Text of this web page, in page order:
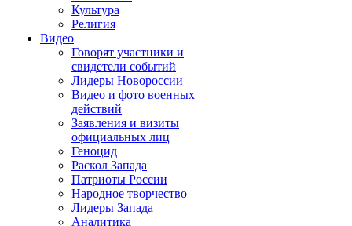
Культура
Религия
Видео
Говорят участники и
свидетели событий
Лидеры Новороссии
Видео и фото военных
действий
Заявления и визиты
официальных лиц
Геноцид
Раскол Запада
Патриоты России
Народное творчество
Лидеры Запада
Аналитика